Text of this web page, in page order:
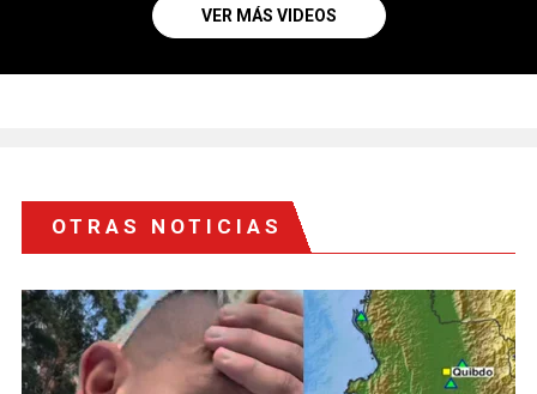
VER MÁS VIDEOS
OTRAS NOTICIAS